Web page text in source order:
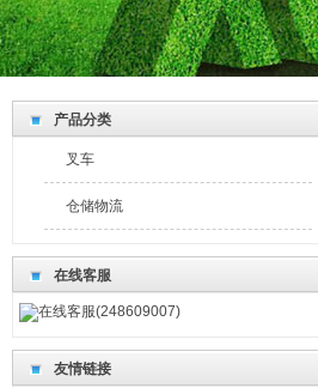
产品分类
叉车
仓储物流
在线客服
在线客服(248609007)
友情链接